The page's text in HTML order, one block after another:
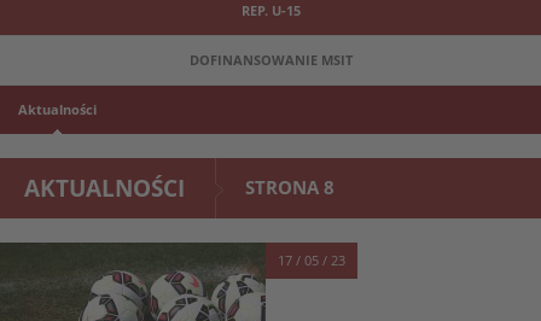
REP. U-15
DOFINANSOWANIE MSIT
Aktualności
AKTUALNOŚCI STRONA 8
17 / 05 / 23